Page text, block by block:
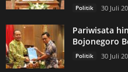
Politik 30 Juli
Pariwisata
Bojonegoro
Politik 30 Juli